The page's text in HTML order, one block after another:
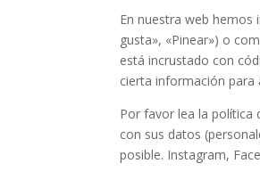
En nuestra web hemos
gusta», «Pinear») o
está incrustado con
cierta información para
Por favor lea la política
con sus datos
posible. Instagram,